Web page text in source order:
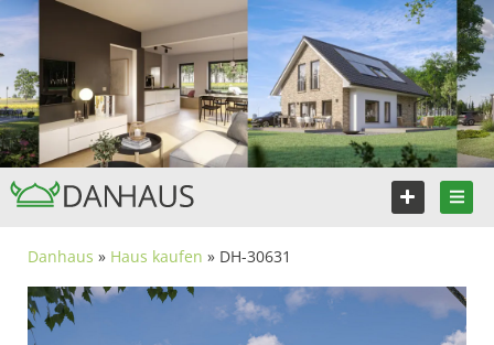
Danhaus » Haus kaufen » DH-30631